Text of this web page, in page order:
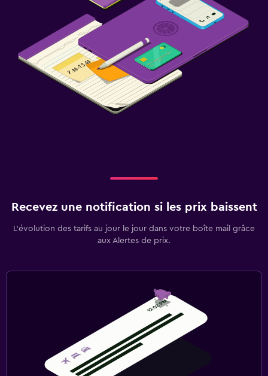
Recevez une notification si les prix baissent
L’évolution des tarifs au jour le jour dans votre boîte mail grâce
aux Alertes de prix.